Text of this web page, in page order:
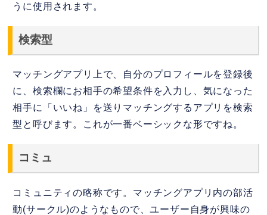
うに使用されます。
検索型
マッチングアプリ上で、自分のプロフィールを登録後
に、検索欄にお相手の希望条件を入力し、気になった
相手に「いいね」を送りマッチングするアプリを検索
型と呼びます。これが一番ベーシックな形ですね。
コミュ
コミュニティの略称です。マッチングアプリ内の部活
動(サークル)のようなもので、ユーザー自身が興味の